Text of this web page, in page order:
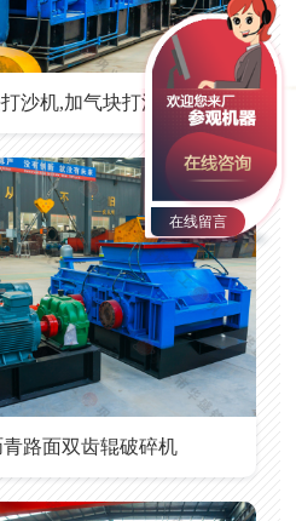
沙机,加气块打沙机价格
青路面双齿辊破碎机
在线留言